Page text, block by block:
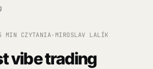
MIN CZYTANIA· MIROSLAV LALÍK
vibe trading